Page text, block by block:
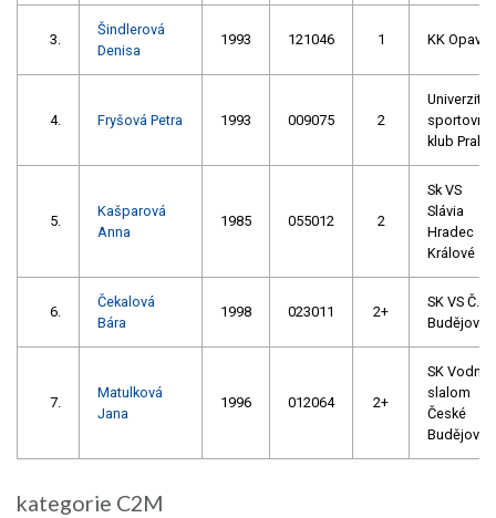
3.
Šindlerová
Denisa
1993 121046 1 KK Opava
4. Fryšová Petra 1993 009075 2
Univerzitní
sportovní
klub Praha
5.
Kašparová
Anna
1985 055012 2
Sk VS
Slávia
Hradec
Králové
6.
Čekalová
Bára
1998 023011 2+
SK VS Č.
7.
Matulková
Jana
1996 012064 2+
SK Vodní
slalom
České
kategorie C2M